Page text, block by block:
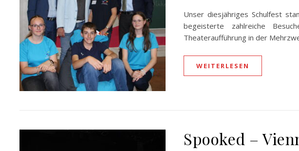
Unser diesjähriges Schulfest
begeisterte zahlreiche
Theateraufführung in der
WEITERLESEN
Spooked –